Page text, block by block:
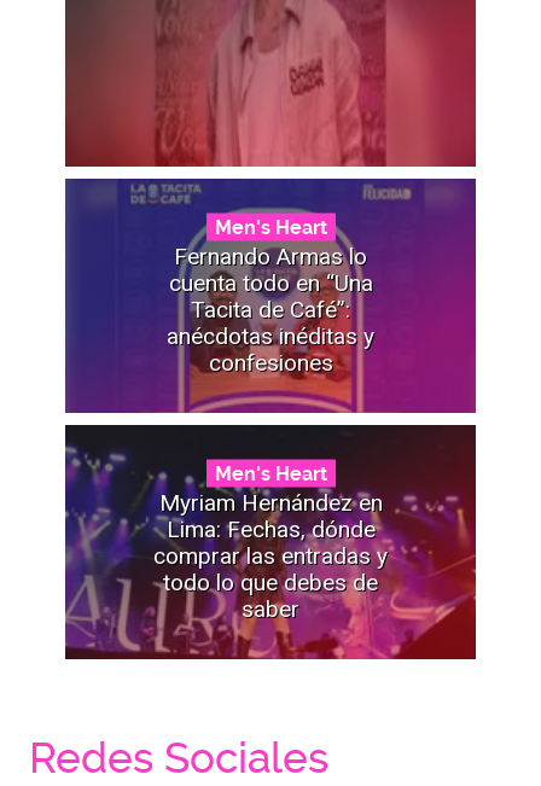
Men's Heart
Fernando Armas lo
cuenta todo en “Una
Tacita de Café”:
anécdotas inéditas y
confesiones
Men's Heart
Myriam Hernández en
Lima: Fechas, dónde
comprar las entradas y
todo lo que debes de
saber
Redes Sociales